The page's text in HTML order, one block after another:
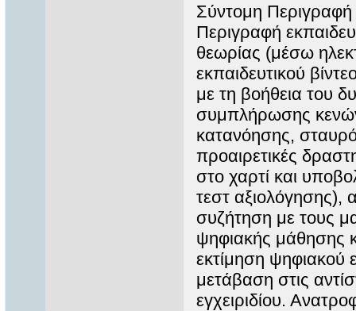
Σύντομη
Περιγραφή
θεωρίας (μέσω
εκπαιδευτικού
με τη βοήθεια του
συμπλήρωσης
κατανόησης,
προαιρετικές
στο χαρτί και
τεστ αξιολόγησης),
συζήτηση με τους
ψηφιακής μάθησης
εκτίμηση ψηφιακού
μετάβαση στις
εγχειριδίου.